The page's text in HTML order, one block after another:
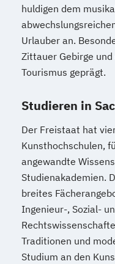
huldigen dem
Urlauber an.
Zittauer Gebirge und
Tourismus geprägt.
Studieren in
Der Freistaat hat
Kunsthochschulen,
angewandte
Studienakademien.
breites
Ingenieur-, Sozial-
Traditionen und
Studium an den